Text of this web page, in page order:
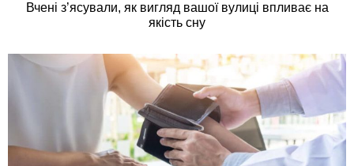
Вчені з’ясували, як вигляд вашої вулиці впливає на
якість сну